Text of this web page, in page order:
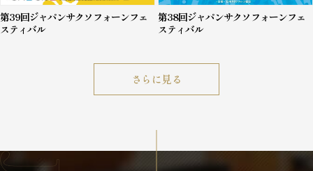
第39回ジャパンサクソフォーンフェ
スティバル
第38回ジャパンサクソフォーンフェ
スティバル
さらに見る